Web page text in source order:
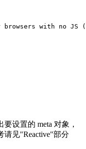
with no JS
设置的 meta 对象，
见"Reactive"部分